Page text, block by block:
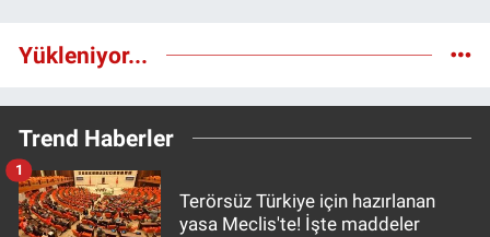
Yükleniyor...
Trend Haberler
Terörsüz Türkiye için hazırlanan
yasa Meclis'te! İşte maddeler
1